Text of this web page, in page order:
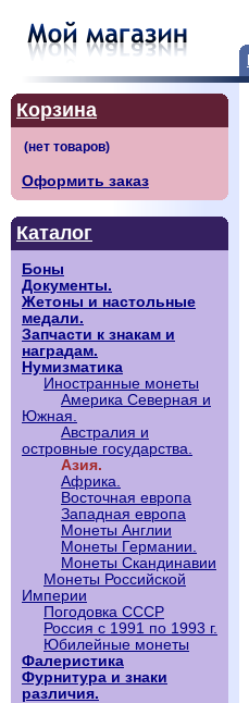
Корзина
Оформить заказ
Каталог
Боны
Документы.
Жетоны и настольные
медали.
Запчасти к знакам и
наградам.
Нумизматика
Иностранные монеты
Америка Северная и
Южная.
Австралия и
островные государства.
Азия.
Африка.
Восточная европа
Западная европа
Монеты Англии
Монеты Германии.
Монеты Скандинавии
Монеты Российской
Империи
Погодовка СССР
Россия с 1991 по 1993 г.
Юбилейные монеты
Фалеристика
Фурнитура и знаки
различия.